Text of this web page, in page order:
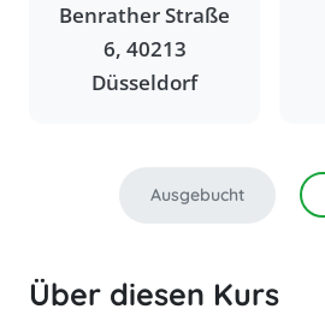
Benrather Straße
6, 40213
Düsseldorf
Ausgebucht
Über diesen Kurs